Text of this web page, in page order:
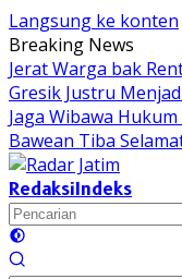
Langsung ke konten
Breaking News
Jerat Warga bak
Gresik Justru
Jaga Wibawa
Bawean Tiba
RedaksiIndeks